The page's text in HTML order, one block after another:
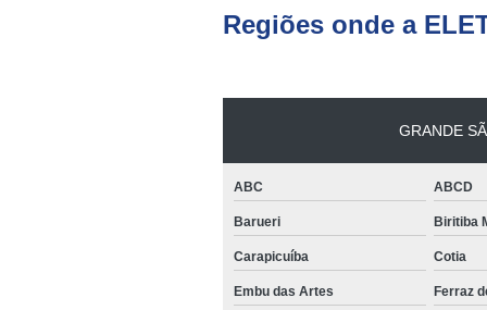
Regiões onde a
GRANDE
ABC ABCD
Barueri Biritiba
Carapicuíba Cotia
Embu das Artes Ferraz